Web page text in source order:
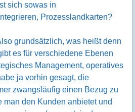
sich sowas in
Prozesslandkarten?
grundsätzlich, was heißt denn
es für verschiedene Ebenen
Management, operatives
ja vorhin gesagt, die
zwangsläufig einen Bezug zu
man den Kunden anbietet und